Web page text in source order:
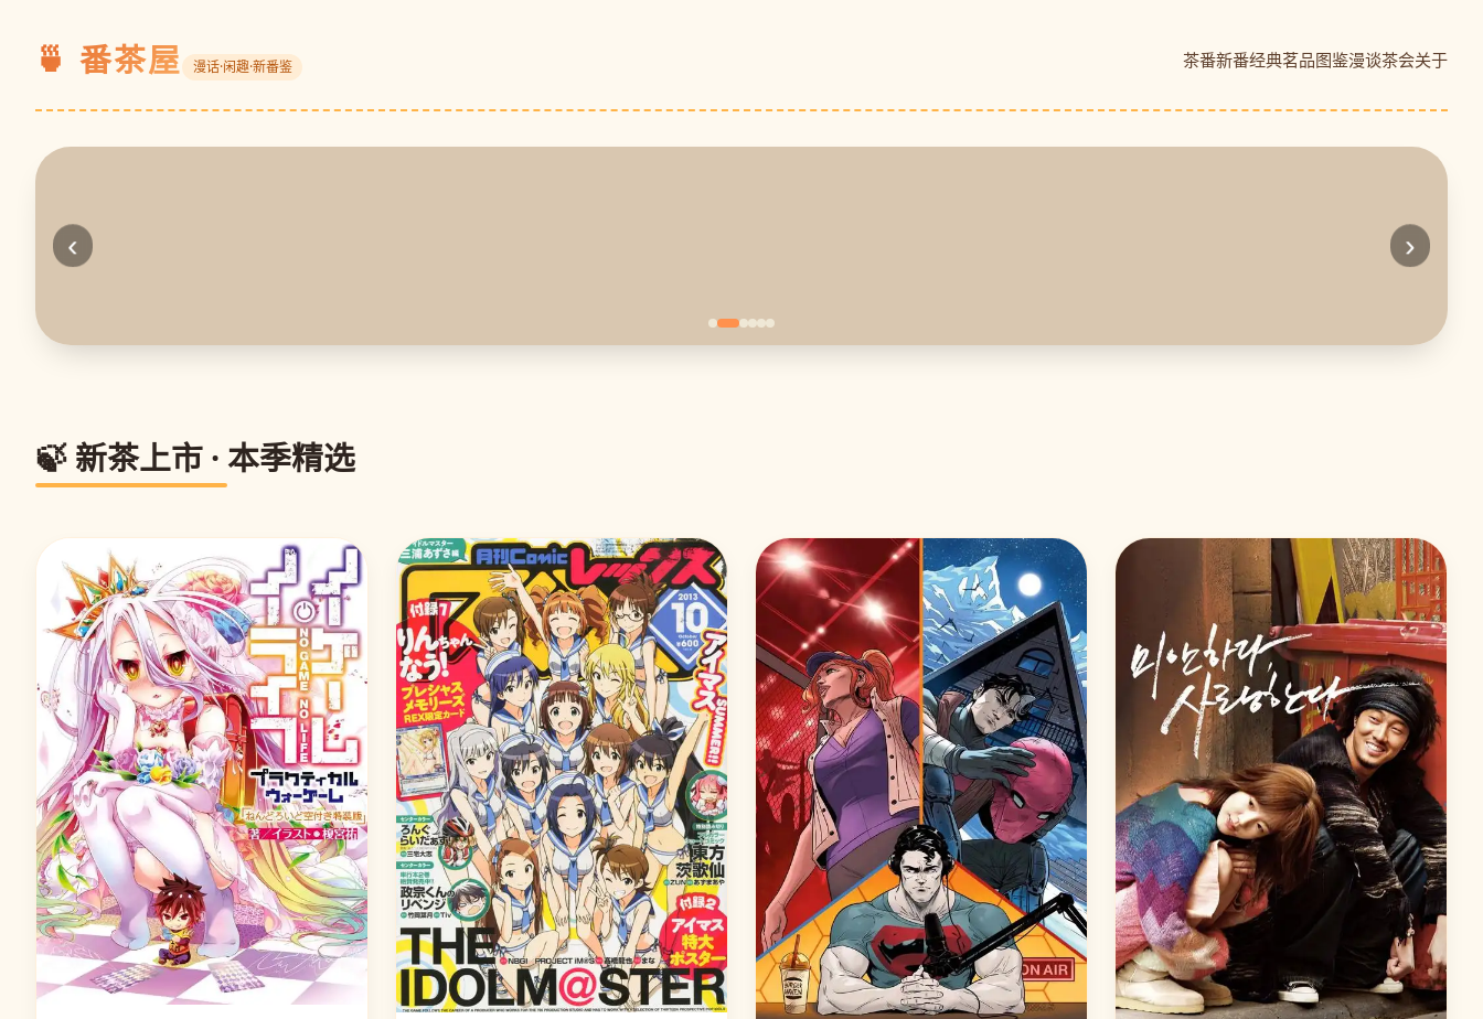
🍵 番茶屋 漫话·闲趣·新番鉴 茶番新番经典茗品图鉴漫谈茶会关于
‹ ›
🍃 新茶上市 · 本季精选